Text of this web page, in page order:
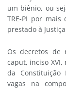
um biênio, ou
TRE-PI por
prestado à
Os decretos de
caput, inciso XVI,
da Constituição
vagas na